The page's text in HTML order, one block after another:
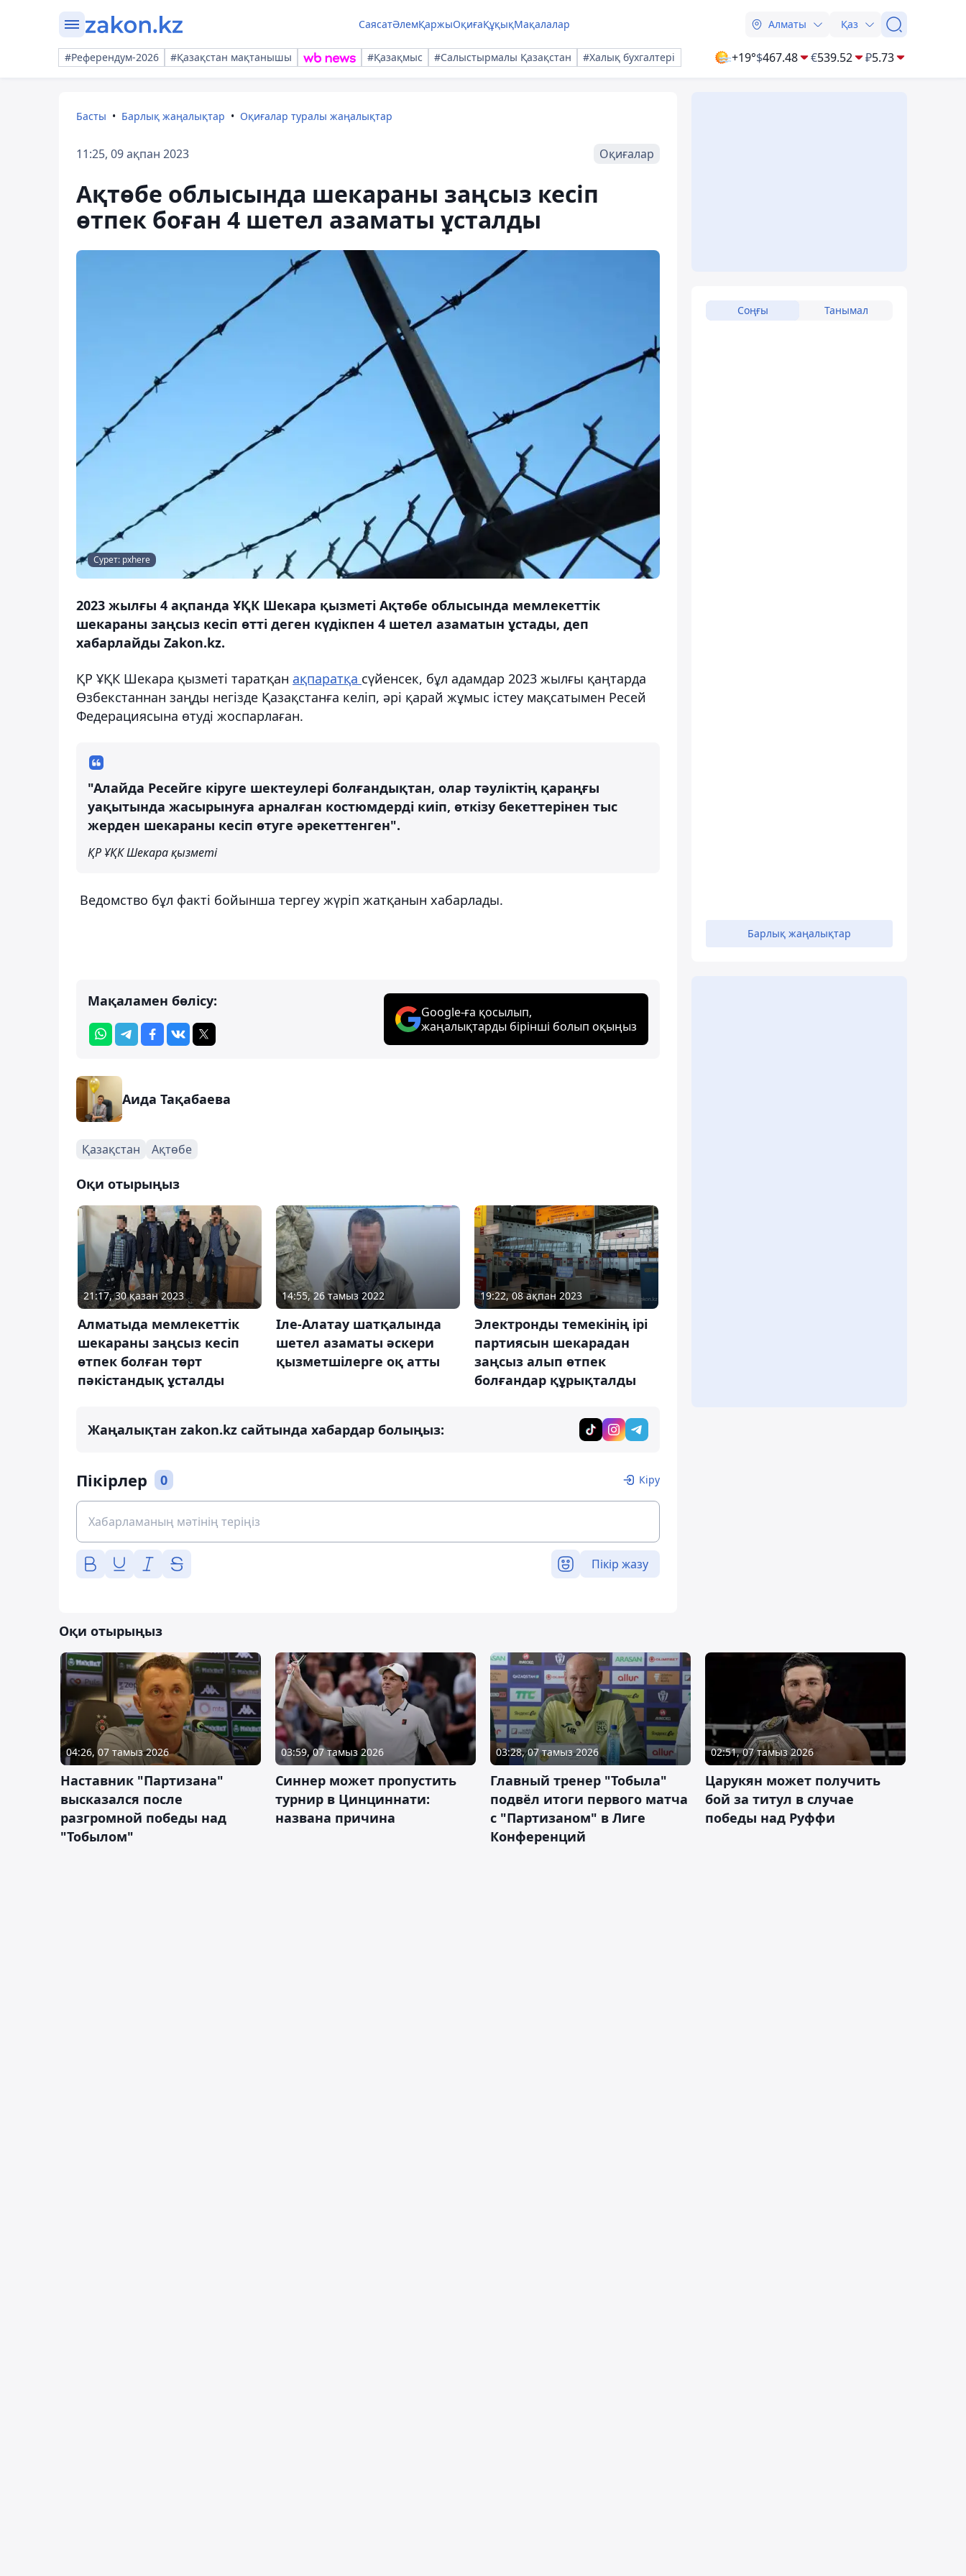
СаясатӘлемҚаржыОқиғаҚұқықМақалалар Алматы Қаз
#Референдум-2026 #Қазақстан мақтанышы #Қазақмыс #Салыстырмалы Қазақстан #Халық бухгалтері +19°$467.48 €539.52 ₽5.73
Басты Барлық жаңалықтар Оқиғалар туралы жаңалықтар
11:25, 09 ақпан 2023 Оқиғалар
Ақтөбе облысында шекараны заңсыз кесіп
өтпек боған 4 шетел азаматы ұсталды
Сурет: pxhere
2023 жылғы 4 ақпанда ҰҚК Шекара қызметі Ақтөбе облысында мемлекеттік
шекараны заңсыз кесіп өтті деген күдікпен 4 шетел азаматын ұстады, деп
хабарлайды Zakon.kz.
ҚР ҰҚК Шекара қызметі таратқан ақпаратқа сүйенсек, бұл адамдар 2023 жылғы қаңтарда
Өзбекстаннан заңды негізде Қазақстанға келіп, әрі қарай жұмыс істеу мақсатымен Ресей
Федерациясына өтуді жоспарлаған.
"Алайда Ресейге кіруге шектеулері болғандықтан, олар тәуліктің қараңғы
уақытында жасырынуға арналған костюмдерді киіп, өткізу бекеттерінен тыс
жерден шекараны кесіп өтуге әрекеттенген".
ҚР ҰҚК Шекара қызметі
Ведомство бұл факті бойынша тергеу жүріп жатқанын хабарлады.
Мақаламен бөлісу:
Google-ға қосылып,
жаңалықтарды бірінші болып оқыңыз
Аида Тақабаева
Қазақстан Ақтөбе
Оқи отырыңыз
21:17, 30 қазан 2023
Алматыда мемлекеттік
шекараны заңсыз кесіп
өтпек болған төрт
пәкістандық ұсталды
14:55, 26 тамыз 2022
Іле-Алатау шатқалында
шетел азаматы әскери
қызметшілерге оқ атты
19:22, 08 ақпан 2023
Электронды темекінің ірі
партиясын шекарадан
заңсыз алып өтпек
болғандар құрықталды
Жаңалықтан zakon.kz сайтында хабардар болыңыз:
Пікірлер 0 Кіру
Пікір жазу
Соңғы Танымал
Барлық жаңалықтар
Оқи отырыңыз
04:26, 07 тамыз 2026
Наставник "Партизана"
высказался после
разгромной победы над
"Тобылом"
03:59, 07 тамыз 2026
Синнер может пропустить
турнир в Цинциннати:
названа причина
03:28, 07 тамыз 2026
Главный тренер "Тобыла"
подвёл итоги первого матча
с "Партизаном" в Лиге
Конференций
02:51, 07 тамыз 2026
Царукян может получить
бой за титул в случае
победы над Руффи